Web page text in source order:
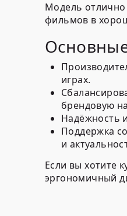
Модель
фильмов в
Основные
играх.
брендовую
Надёжность
Поддержка
и
Если вы хотите
эргономичный